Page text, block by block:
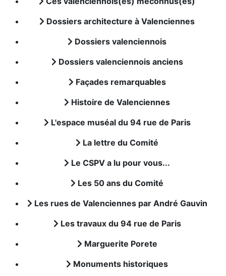
Dossiers architecture à Valenciennes
Dossiers valenciennois
Dossiers valenciennois anciens
Façades remarquables
Histoire de Valenciennes
L'espace muséal du 94 rue de Paris
La lettre du Comité
Le CSPV a lu pour vous...
Les 50 ans du Comité
Les rues de Valenciennes par André Gauvin
Les travaux du 94 rue de Paris
Marguerite Porete
Monuments historiques